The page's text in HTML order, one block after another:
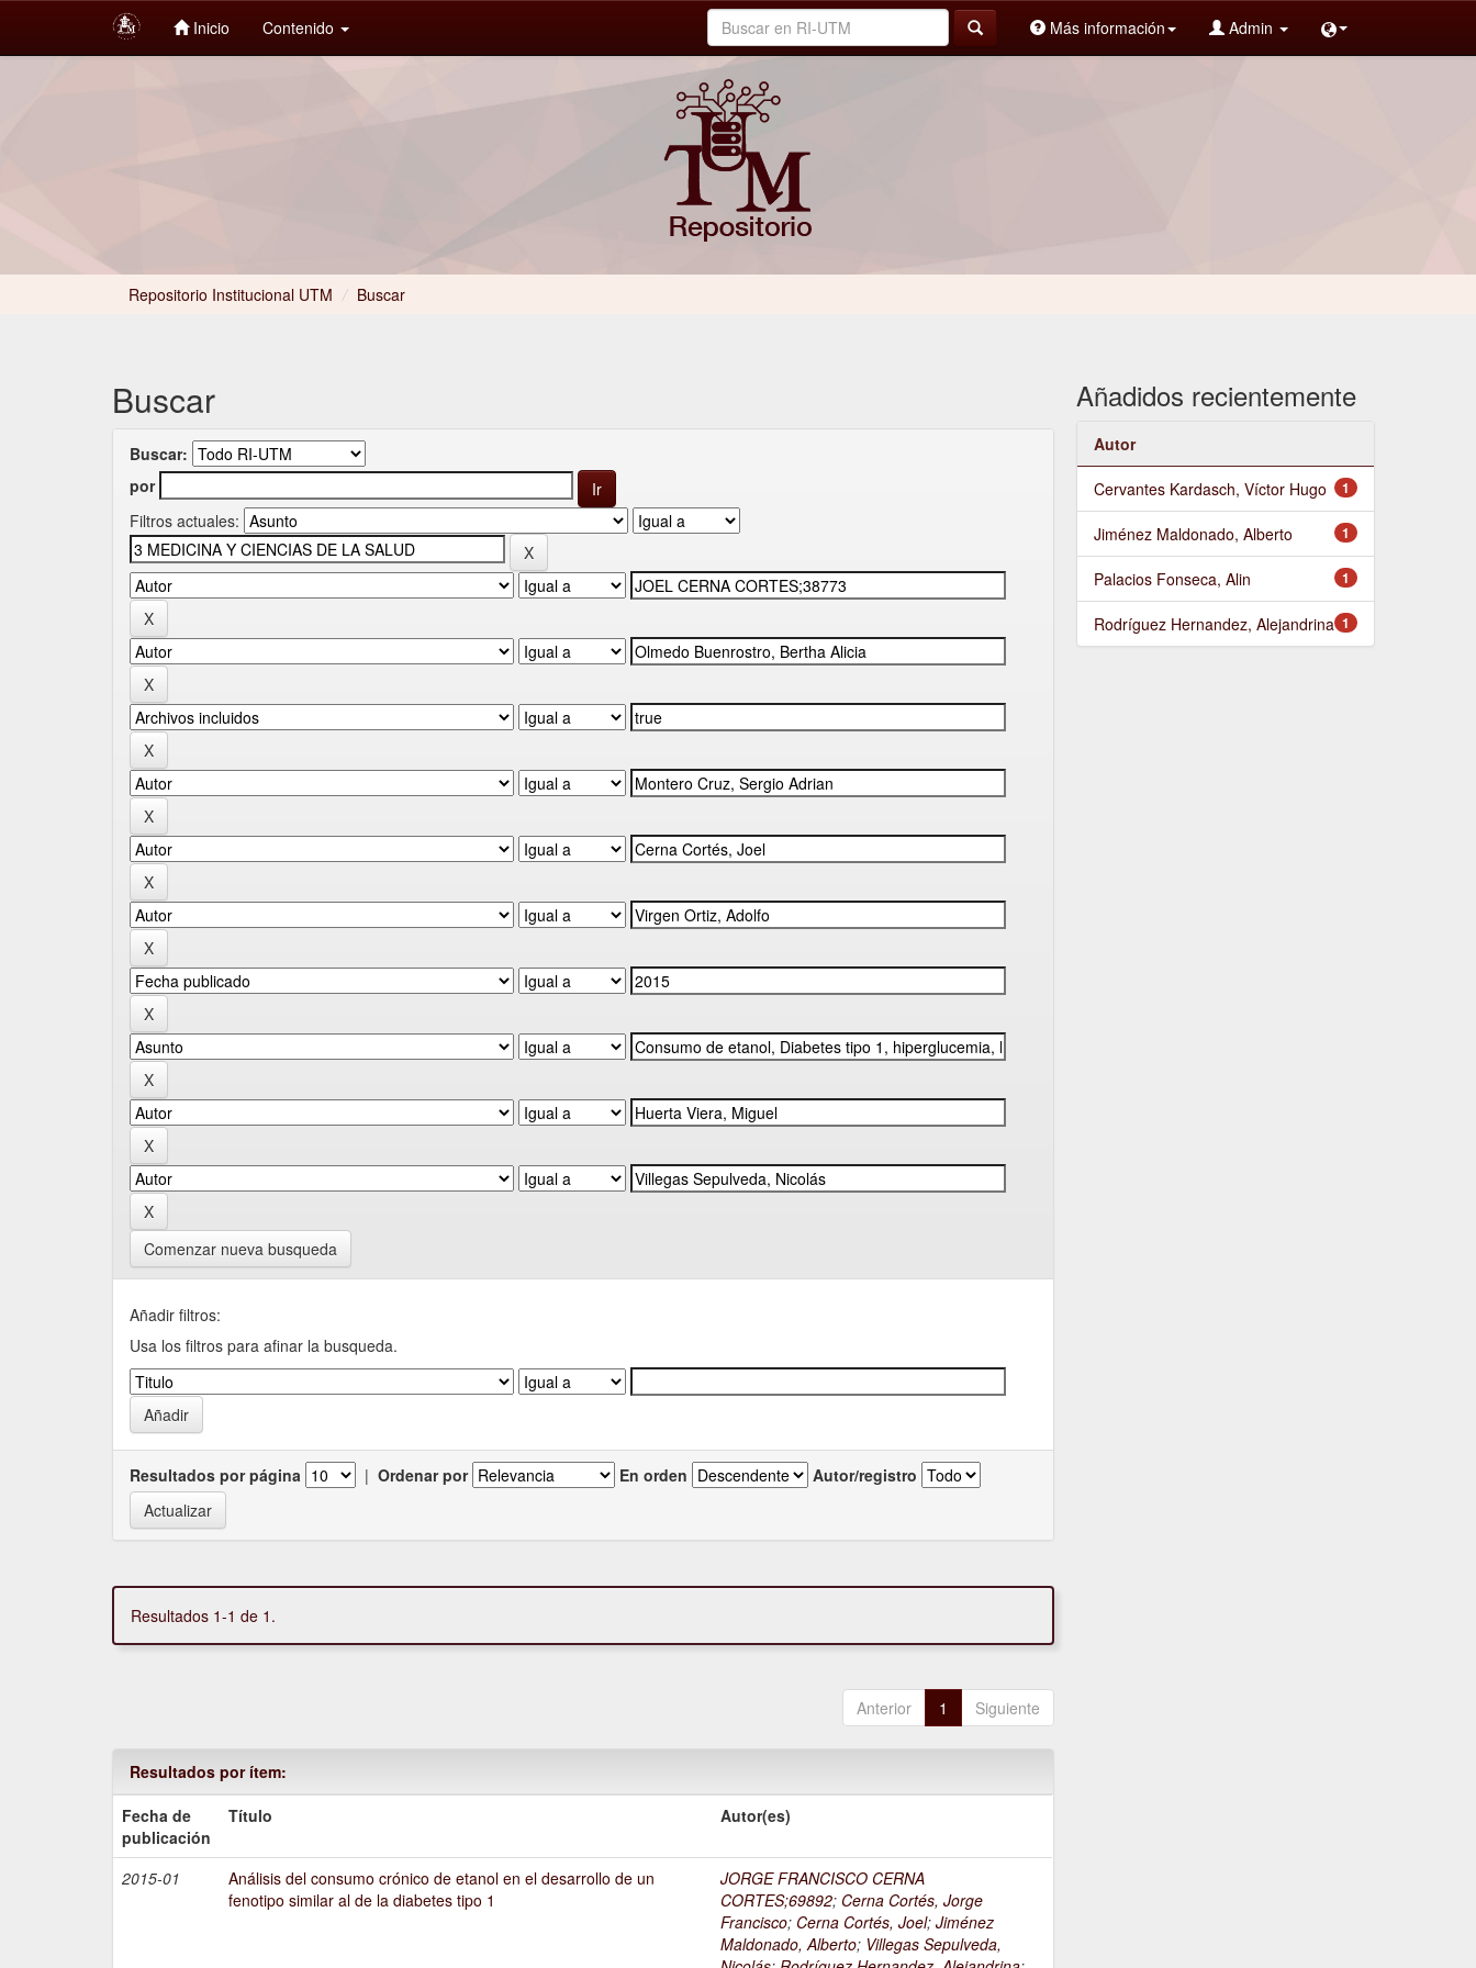
Inicio Contenido Más información Admin
Repositorio Institucional UTM / Buscar
Buscar
Buscar:
por
Filtros actuales:
Comenzar nueva busqueda
Añadir filtros:
Usa los filtros para afinar la busqueda.
Resultados por página | Ordenar por En orden Autor/registro
Resultados 1-1 de 1.
Anterior 1 Siguiente
Resultados por ítem:
Fecha de
publicación
Título Autor(es)
2015-01
Análisis del consumo crónico de etanol en el desarrollo de un
fenotipo similar al de la diabetes tipo 1
JORGE FRANCISCO CERNA
CORTES;69892; Cerna Cortés, Jorge
Francisco; Cerna Cortés, Joel;Jiménez
Maldonado, Alberto; Villegas Sepulveda,
Añadidos recientemente
Autor
1
Cervantes Kardasch, Víctor Hugo
1
Jiménez Maldonado, Alberto
1
Palacios Fonseca, Alin
1
Rodríguez Hernandez, Alejandrina